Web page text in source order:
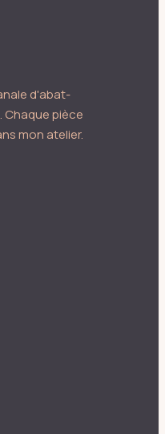
d'abat-
Chaque pièce
mon atelier.